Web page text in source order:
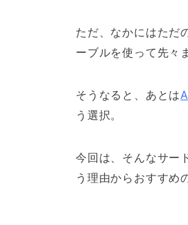
ただ、なかにはただ
ーブルを使って先々
そうなると、あとは
う選択。
今回は、そんなサー
う理由からおすすめ